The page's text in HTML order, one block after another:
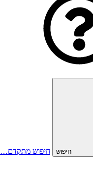
חיפוש חיפוש מתקדם…